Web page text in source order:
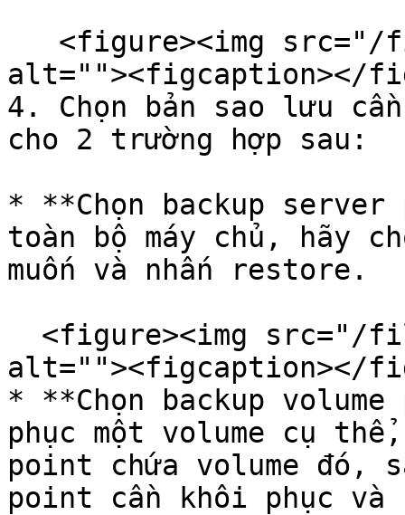
alt=""><figcaption></
4. Chọn bản sao lưu
cho 2 trường hợp sau:
* **Chọn backup
toàn bộ máy chủ, hãy
muốn và nhấn restore.
alt=""><figcaption></
* **Chọn backup
phục một volume cụ
point chứa volume đó,
point cần khôi phục và